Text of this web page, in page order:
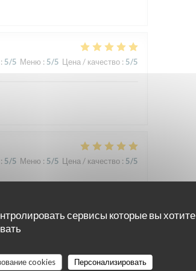
сервисы которые вы хотите
cookies
Персонализировать
: 5/5 Меню : 5/5 Цена / качество: 5/5
: 5/5 Меню : 5/5 Цена / качество: 5/5
5 /5 Меню: 5/5 Цена / качество: 5/5